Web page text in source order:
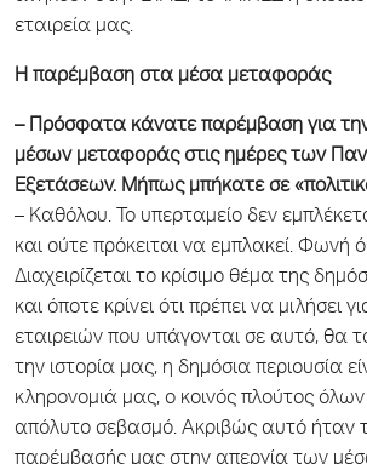
εταιρεία μας.
Η παρέμβαση στα μέσα μεταφοράς
– Πρόσφατα κάνατε παρέμβαση για
μέσων μεταφοράς στις ημέρες των
Εξετάσεων. Μήπως μπήκατε σε
– Καθόλου. Το υπερταμείο δεν
και ούτε πρόκειται να εμπλακεί. Φωνή
Διαχειρίζεται το κρίσιμο θέμα της
και όποτε κρίνει ότι πρέπει να μιλήσει
εταιρειών που υπάγονται σε αυτό, θα
την ιστορία μας, η δημόσια περιουσία
κληρονομιά μας, ο κοινός πλούτος όλων
απόλυτο σεβασμό. Ακριβώς αυτό ήταν